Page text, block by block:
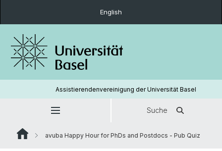
English
Assistierendenvereinigung der Universität Basel
Suche
avuba Happy Hour for PhDs and Postdocs - Pub Quiz